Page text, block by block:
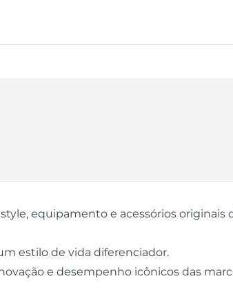
equipamento e acessórios originais
estilo de vida diferenciador.
e desempenho icônicos das